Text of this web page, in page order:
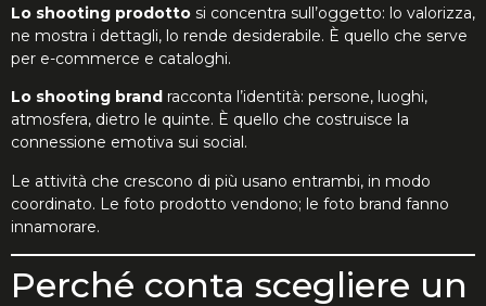
Lo shooting prodotto si concentra sull’oggetto: lo valorizza,
ne mostra i dettagli, lo rende desiderabile. È quello che serve
per e-commerce e cataloghi.
Lo shooting brand racconta l’identità: persone, luoghi,
atmosfera, dietro le quinte. È quello che costruisce la
connessione emotiva sui social.
Le attività che crescono di più usano entrambi, in modo
coordinato. Le foto prodotto vendono; le foto brand fanno
innamorare.
Perché conta scegliere un